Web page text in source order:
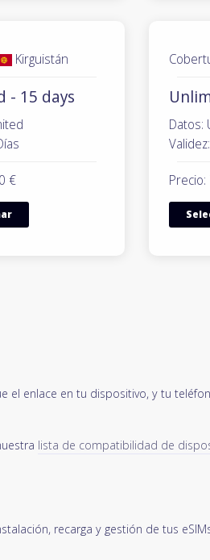
Kirguistán
- 15 days
€
Datos:
el enlace en tu dispositivo, y tu
lista de compatibilidad de
recarga y gestión de tus